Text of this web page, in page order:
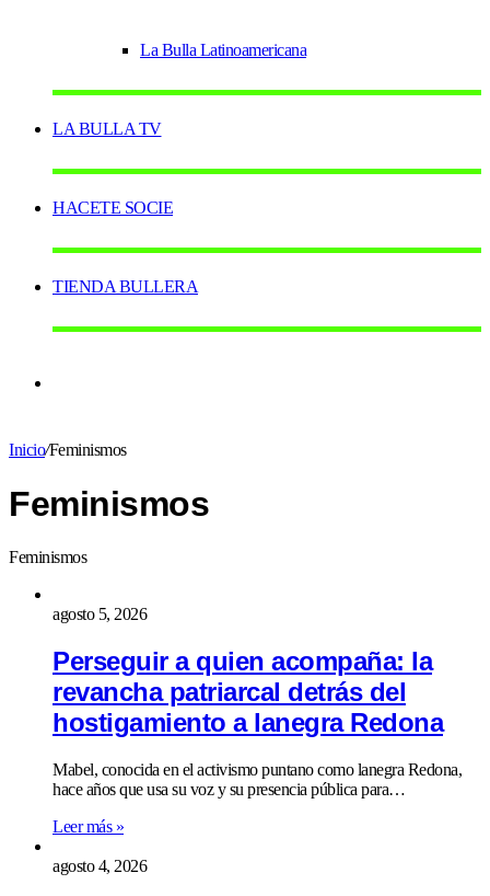
La Bulla Latinoamericana
LA BULLA TV
HACETE SOCIE
TIENDA BULLERA
skin
Inicio/Feminismos
Feminismos
Feminismos
agosto 5, 2026
Perseguir a quien acompaña: la
revancha patriarcal detrás del
hostigamiento a lanegra Redona
Mabel, conocida en el activismo puntano como lanegra Redona,
hace años que usa su voz y su presencia pública para…
Leer más »
agosto 4, 2026